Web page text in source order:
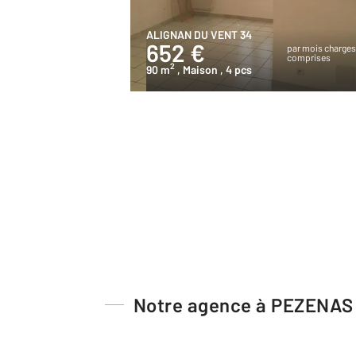
ALIGNAN DU VENT 34
652 €
par mois charges
comprises
90 m2 , Maison , 4 pcs
Notre agence à PEZENAS